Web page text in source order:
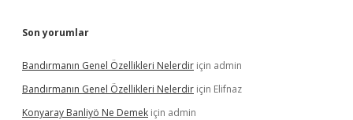
Son yorumlar
Bandırmanın Genel Özellikleri Nelerdir için admin
Bandırmanın Genel Özellikleri Nelerdir için Elifnaz
Konyaray Banliyö Ne Demek için admin